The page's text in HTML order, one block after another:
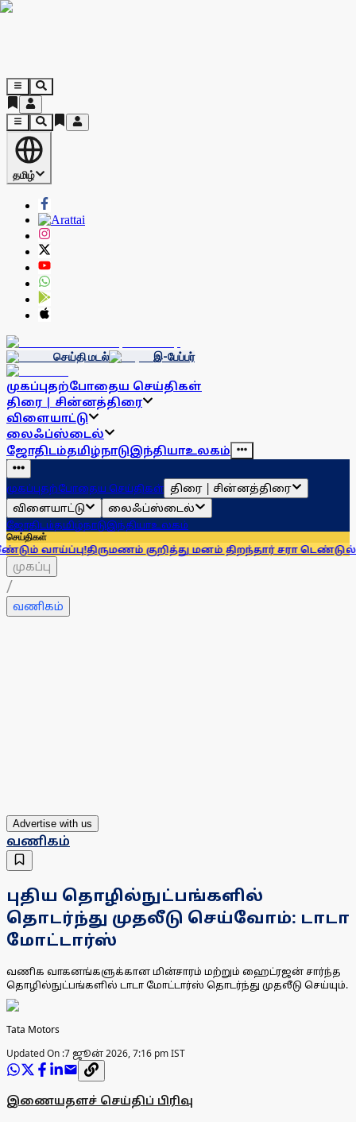
தமிழ்
செய்தி மடல் இ-பேப்பர்
முகப்புதற்போதைய செய்திகள்
திரை | சின்னத்திரை
விளையாட்டு
லைஃப்ஸ்டைல்
ஜோதிடம்தமிழ்நாடுஇந்தியாஉலகம்
முகப்புதற்போதைய செய்திகள் திரை | சின்னத்திரை
விளையாட்டு
லைஃப்ஸ்டைல்
ஜோதிடம்தமிழ்நாடுஇந்தியாஉலகம்
செய்திகள்
திருமணம் குறித்து மனம் திறந்தார் சரா டெண்டுல்கர்!
முகப்பு
/
வணிகம்
Advertise with us
வணிகம்
புதிய தொழில்நுட்பங்களில்
தொடர்ந்து முதலீடு செய்வோம்: டாடா
மோட்டார்ஸ்
வணிக வாகனங்களுக்கான மின்சாரம் மற்றும் ஹைட்ரஜன் சார்ந்த
தொழில்நுட்பங்களில் டாடா மோட்டார்ஸ் தொடர்ந்து முதலீடு செய்யும்.
Tata Motors
Updated On :7 ஜூன் 2026, 7:16 pm IST
இணையதளச் செய்திப் பிரிவு